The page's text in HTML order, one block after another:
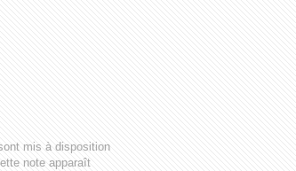
mis à disposition
note apparaît